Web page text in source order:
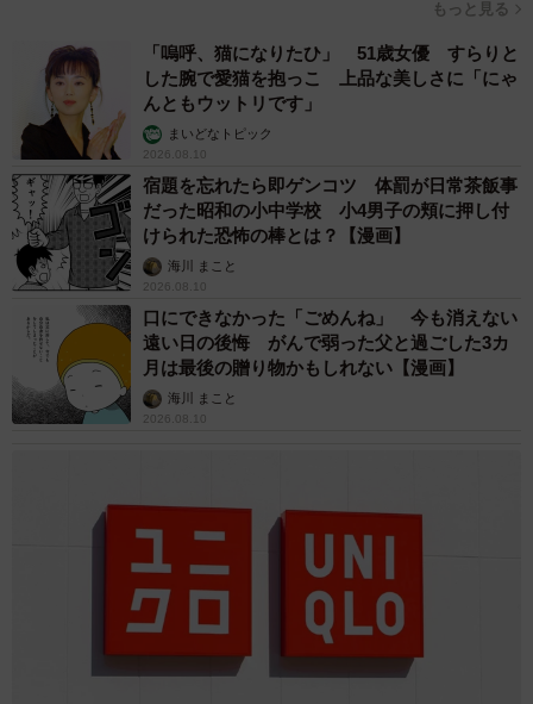
もっと見る
「嗚呼、猫になりたひ」 51歳女優 すらりと
した腕で愛猫を抱っこ 上品な美しさに「にゃ
んともウットリです」
まいどなトピック
2026.08.10
宿題を忘れたら即ゲンコツ 体罰が日常茶飯事
だった昭和の小中学校 小4男子の頬に押し付
けられた恐怖の棒とは？【漫画】
海川 まこと
2026.08.10
口にできなかった「ごめんね」 今も消えない
遠い日の後悔 がんで弱った父と過ごした3カ
月は最後の贈り物かもしれない【漫画】
海川 まこと
2026.08.10